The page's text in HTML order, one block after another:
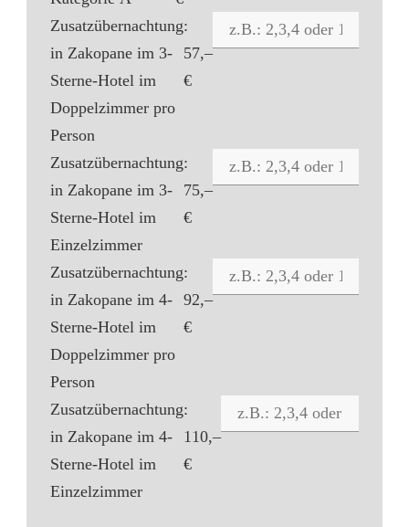
Zusatzübernachtung
in Zakopane im 3-
Sterne-Hotel im
Doppelzimmer pro
Person
:
57,–
€
Zusatzübernachtung
in Zakopane im 3-
Sterne-Hotel im
Einzelzimmer
:
75,–
€
Zusatzübernachtung
in Zakopane im 4-
Sterne-Hotel im
Doppelzimmer pro
Person
:
92,–
€
Zusatzübernachtung
in Zakopane im 4-
Sterne-Hotel im
Einzelzimmer
:
110,–
€